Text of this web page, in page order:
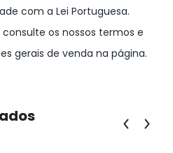
com a Lei Portuguesa.
os nossos termos e
gerais de venda na página.